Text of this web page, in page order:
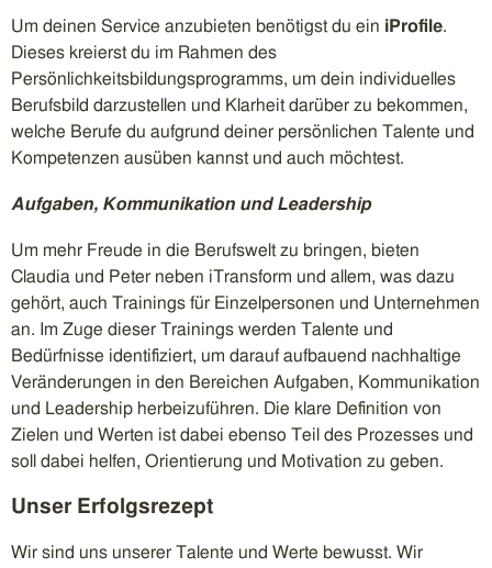
Um deinen Service anzubieten benötigst du ein iProfile.
Dieses kreierst du im Rahmen des
Persönlichkeitsbildungsprogramms, um dein individuelles
Berufsbild darzustellen und Klarheit darüber zu bekommen,
welche Berufe du aufgrund deiner persönlichen Talente und
Kompetenzen ausüben kannst und auch möchtest.
Aufgaben, Kommunikation und Leadership
Um mehr Freude in die Berufswelt zu bringen, bieten
Claudia und Peter neben iTransform und allem, was dazu
gehört, auch Trainings für Einzelpersonen und Unternehmen
an. Im Zuge dieser Trainings werden Talente und
Bedürfnisse identifiziert, um darauf aufbauend nachhaltige
Veränderungen in den Bereichen Aufgaben, Kommunikation
und Leadership herbeizuführen. Die klare Definition von
Zielen und Werten ist dabei ebenso Teil des Prozesses und
soll dabei helfen, Orientierung und Motivation zu geben.
Unser Erfolgsrezept
Wir sind uns unserer Talente und Werte bewusst. Wir